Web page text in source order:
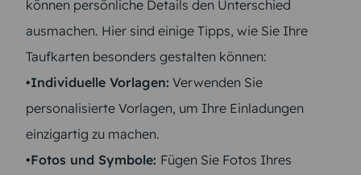
können persönliche Details den Unterschied
ausmachen. Hier sind einige Tipps, wie Sie Ihre
Taufkarten besonders gestalten können:
•Individuelle Vorlagen: Verwenden Sie
personalisierte Vorlagen, um Ihre Einladungen
einzigartig zu machen.
•Fotos und Symbole: Fügen Sie Fotos Ihres